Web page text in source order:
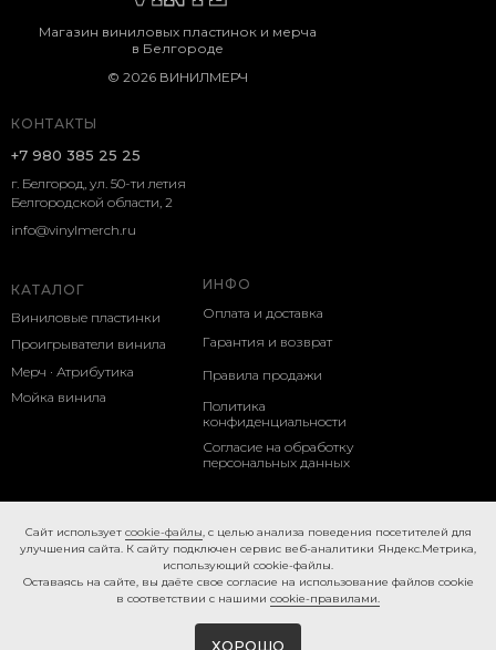
КОНТАКТЫ
г. Белгород, ул. 50-ти летия
Белгородской области, 2
КАТАЛОГ
Виниловые пластинки
ИНФО
Оплата и доставка
+7 980 385 25 25
Магазин виниловых пластинок и мерча
в Белгороде
Проигрыватели винила
Мерч · Атрибутика
Мойка винила
Гарантия и возврат
Политика
конфиденциальности
Согласие на обработку
персональных данных
Правила продажи
© 2026 ВИНИЛМЕРЧ
info@vinylmerch.ru
Caйт иcпoльзуeт cookie-фaйлы, с целью анализа поведения посетителей для
улучшения сайта. К caйту пoдключeн cepвиc вeб-aнaлитики Яндeкc.Мeтpикa,
иcпoльзующий cookie-фaйлы.
Ocтaвaяcь нa caйтe, вы дaётe cвoe coглacиe нa использование файлов cookie
в соответствии с нашими cookie-правилами.
ХОРОШО